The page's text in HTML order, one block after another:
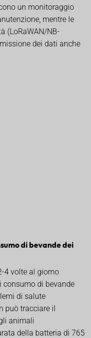
un monitoraggio
mentre le
(LoRaWAN/NB-
dei dati anche
di bevande dei
4 volte al giorno
di bevande
di salute
può tracciare il
animali
della batteria di 765